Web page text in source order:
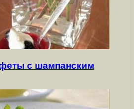
с шампанским